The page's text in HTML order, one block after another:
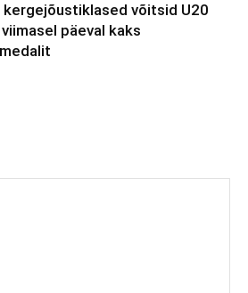
kergejõustiklased võitsid U20
päeval kaks